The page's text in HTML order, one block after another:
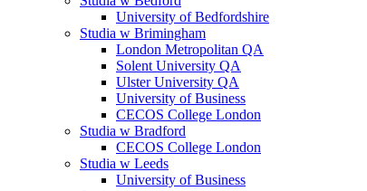
University of Bedfordshire
Studia w Brimingham
London Metropolitan QA
Solent University QA
Ulster University QA
University of Business
CECOS College London
Studia w Bradford
CECOS College London
Studia w Leeds
University of Business